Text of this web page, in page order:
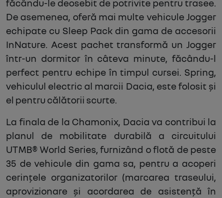
făcându-le deosebit de potrivite pentru trasee.
De asemenea, oferă mai multe vehicule Jogger
echipate cu Sleep Pack din gama de accesorii
InNature. Acest pachet transformă un Jogger
într-un dormitor în câteva minute, făcându-l
perfect pentru echipe în timpul cursei. Spring,
vehiculul electric al marcii Dacia, este folosit și
el pentru călătorii scurte.
La finala de la Chamonix, Dacia va contribui la
planul de mobilitate durabilă a circuitului
UTMB® World Series, furnizând o flotă de peste
35 de vehicule din gama sa, pentru a acoperi
cerințele organizatorilor (marcarea traseului,
aprovizionare și acordarea de asistență în